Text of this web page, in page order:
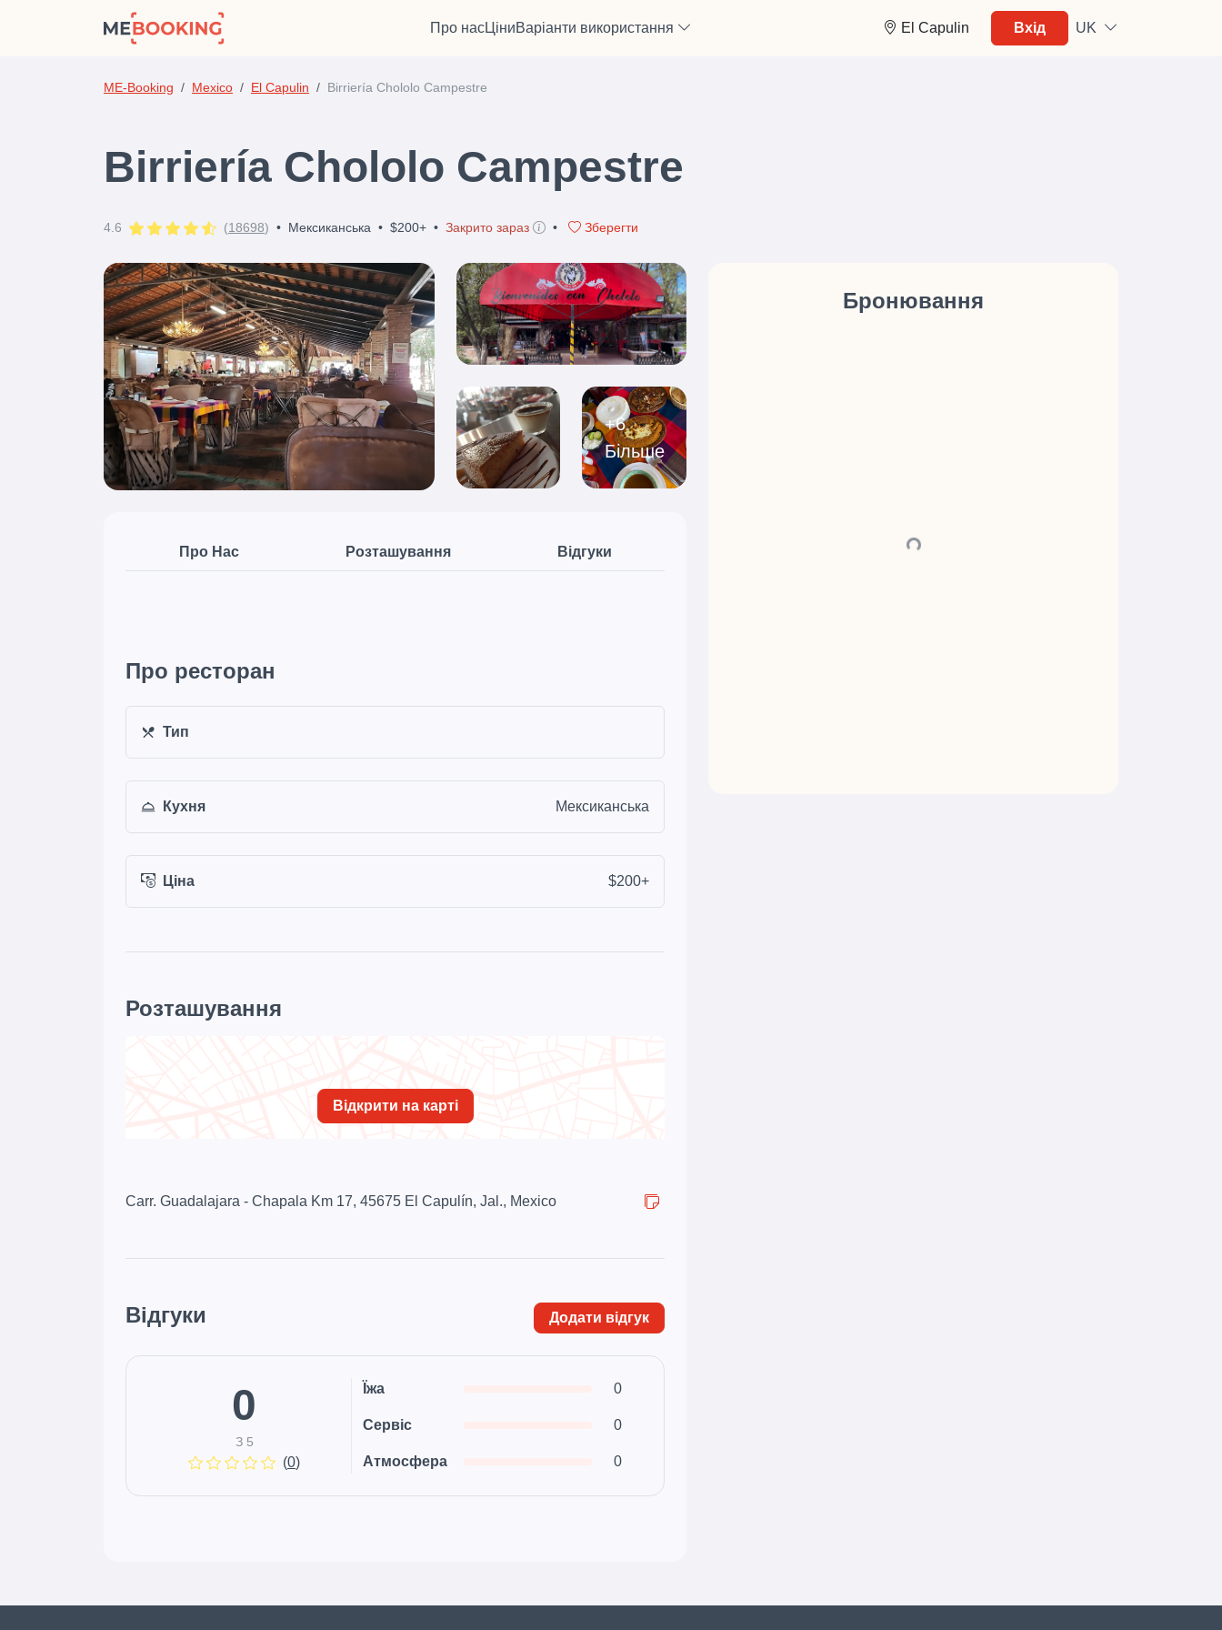
Про насЦіниВаріанти використання El Capulin Вхід UK
ME-Booking Mexico El Capulin Birriería Chololo Campestre
Birriería Chololo Campestre
4.6 (18698) • Мексиканська • $200+ • Закрито зараз • Зберегти
+6
Більше
Про Нас Розташування Відгуки
Про ресторан
Тип
Кухня Мексиканська
Ціна $200+
Розташування
Відкрити на карті
Carr. Guadalajara - Chapala Km 17, 45675 El Capulín, Jal., Mexico
Відгуки Додати відгук
0
З 5
(0)
Їжа
Сервіс
Атмосфера
0
0
0
Бронювання